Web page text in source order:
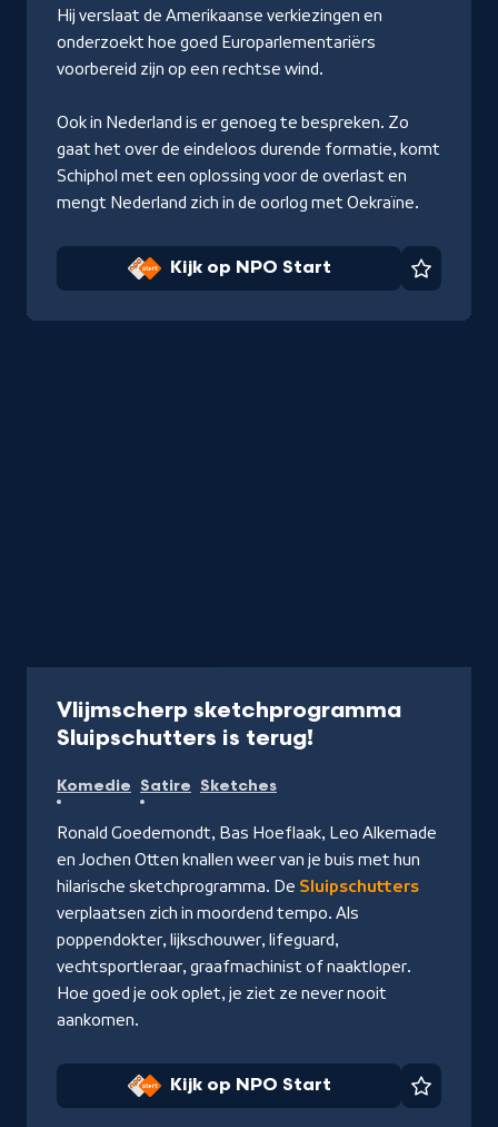
Hij verslaat de Amerikaanse verkiezingen en
onderzoekt hoe goed Europarlementariërs
voorbereid zijn op een rechtse wind.
Ook in Nederland is er genoeg te bespreken. Zo
gaat het over de eindeloos durende formatie, komt
Schiphol met een oplossing voor de overlast en
mengt Nederland zich in de oorlog met Oekraïne.
Kijk op NPO Start
Vlijmscherp sketchprogramma
Sluipschutters is terug!
NPO
Start
Komedie Satire Sketches
Ronald Goedemondt, Bas Hoeflaak, Leo Alkemade
en Jochen Otten knallen weer van je buis met hun
hilarische sketchprogramma. De Sluipschutters
verplaatsen zich in moordend tempo. Als
poppendokter, lijkschouwer, lifeguard,
vechtsportleraar, graafmachinist of naaktloper.
Hoe goed je ook oplet, je ziet ze never nooit
aankomen.
Kijk op NPO Start